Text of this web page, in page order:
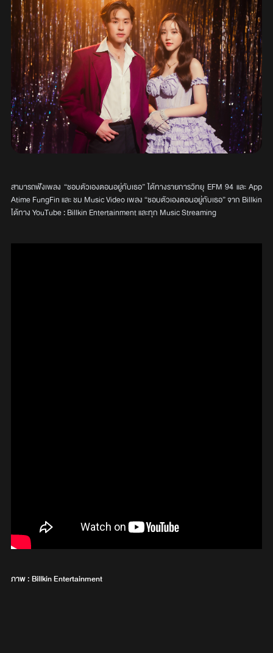
สามารถฟังเพลง “ชอบตัวเองตอนอยู่กับเธอ” ได้ทางรายการวิทยุ EFM 94 และ App
Atime FungFin และ ชม Music Video เพลง “ชอบตัวเองตอนอยู่กับเธอ” จาก Billkin
ได้ทาง YouTube : Billkin Entertainment และทุก Music Streaming
ภาพ : Billkin Entertainment